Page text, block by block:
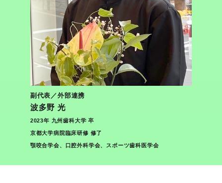
副代表／外部連携
波多野 光
2023年 九州歯科大学 卒
京都大学病院臨床研修 修了
顎咬合学会、口腔外科学会、スポーツ歯科医学会